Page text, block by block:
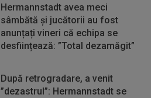
Hermannstadt avea meci
sâmbătă și jucătorii au fost
anunțați vineri că echipa se
desființează: ”Total dezamăgit”
După retrogradare, a venit
”dezastrul”: Hermannstadt se